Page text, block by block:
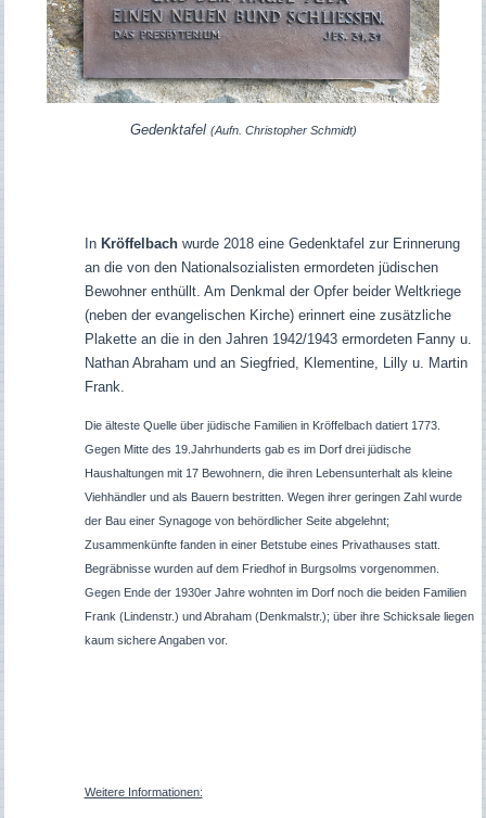
Gedenktafel (Aufn. Christopher Schmidt)
In Kröffelbachwurde 2018 eine Gedenktafel zur Erinnerung
an die von den Nationalsozialisten ermordeten jüdischen
Bewohner enthüllt. Am Denkmal der Opfer beider Weltkriege
(neben der evangelischen Kirche) erinnert eine zusätzliche
Plakette an die in den Jahren 1942/1943 ermordeten Fanny u.
Nathan Abraham und an Siegfried, Klementine, Lilly u. Martin
Frank.
Die älteste Quelle über jüdische Familien in Kröffelbach datiert 1773.
Gegen Mitte des 19.Jahrhunderts gab es im Dorf drei jüdische
Haushaltungen mit 17 Bewohnern, die ihren Lebensunterhalt als kleine
Viehhändler und als Bauern bestritten. Wegen ihrer geringen Zahl wurde
der Bau einer Synagoge von behördlicher Seite abgelehnt;
Zusammenkünfte fanden in einer Betstube eines Privathauses statt.
Begräbnisse wurden auf dem Friedhof in Burgsolms vorgenommen.
Gegen Ende der 1930er Jahre wohnten im Dorf noch die beiden Familien
Frank (Lindenstr.) und Abraham (Denkmalstr.); über ihre Schicksale liegen
kaum sichere Angaben vor.
Weitere Informationen: